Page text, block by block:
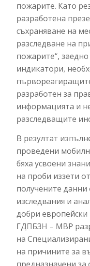
пожарите. Като
разработена
съхраняване на
разследване на
пожарите“,
индикатори,
разработен за
информацията и
разследващите
В резултат
проведени
бяха усвоени
на проби иззети
получените
изследвания и
добри
ГДПБЗН – МВР
на
на причините за